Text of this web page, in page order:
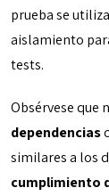
prueba se
aislamiento
tests.
Obsérvese que
dependencias
similares a los
cumplimiento